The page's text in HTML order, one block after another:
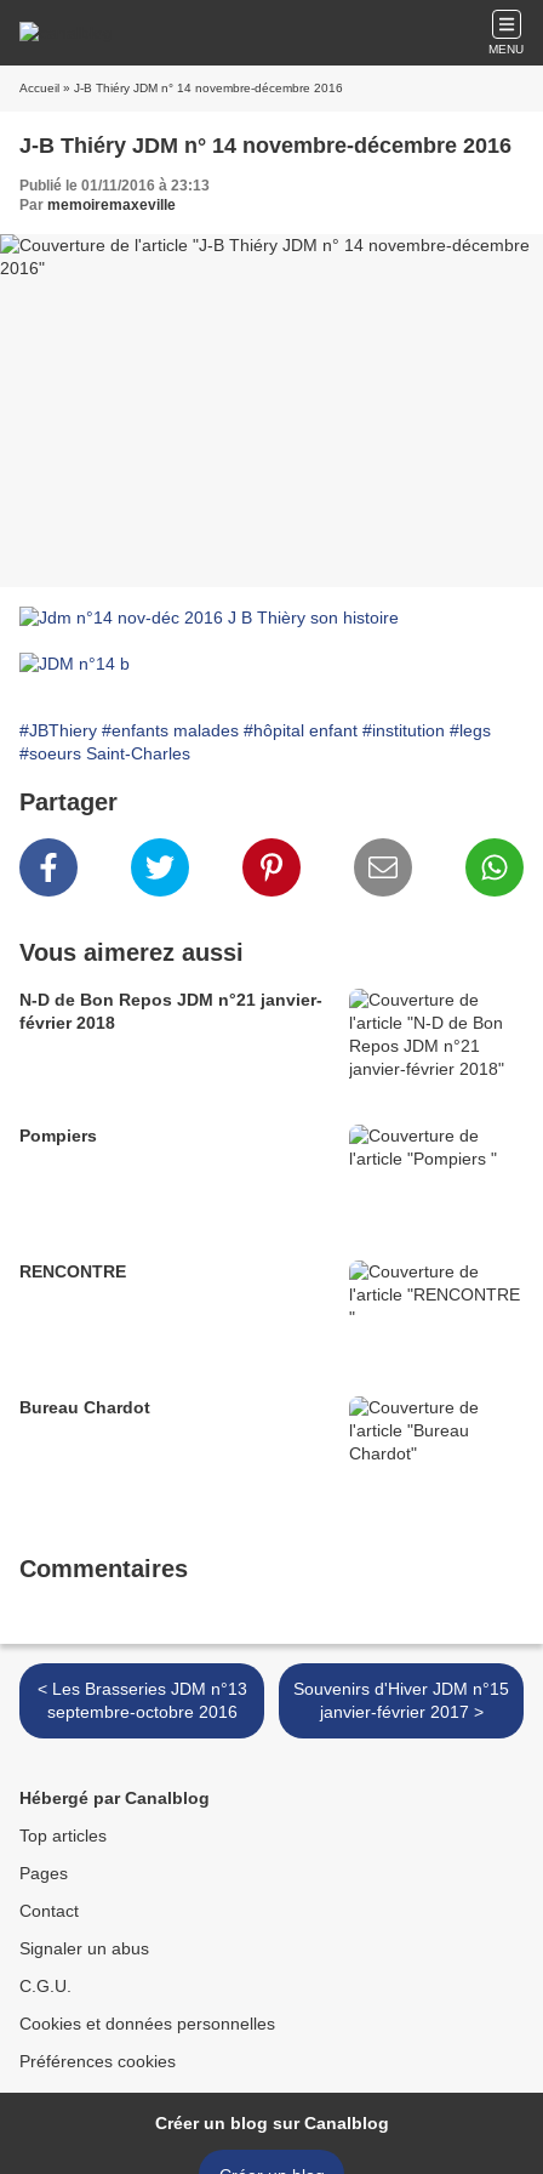
MENU
Accueil » J-B Thiéry JDM n° 14 novembre-décembre 2016
J-B Thiéry JDM n° 14 novembre-décembre 2016
Publié le 01/11/2016 à 23:13
Par memoiremaxeville
#JBThiery #enfants malades #hôpital enfant #institution #legs
#soeurs Saint-Charles
Partager
Vous aimerez aussi
N-D de Bon Repos JDM n°21 janvier-
février 2018
Pompiers
RENCONTRE
Bureau Chardot
Commentaires
< Les Brasseries JDM n°13
septembre-octobre 2016
Souvenirs d'Hiver JDM n°15
janvier-février 2017 >
Hébergé par Canalblog
Top articles
Pages
Contact
Signaler un abus
C.G.U.
Cookies et données personnelles
Préférences cookies
Créer un blog sur Canalblog